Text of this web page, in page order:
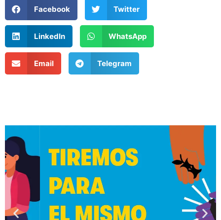
Facebook Twitter
LinkedIn WhatsApp
Email Telegram